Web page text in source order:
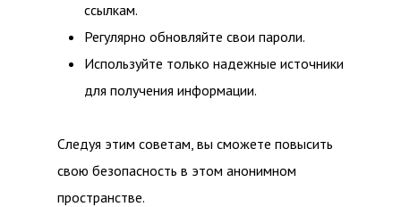
ссылкам.
Регулярно обновляйте свои пароли.
Используйте только надежные источники
для получения информации.
Следуя этим советам, вы сможете повысить
свою безопасность в этом анонимном
пространстве.